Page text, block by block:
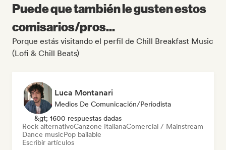
Puede que también le gusten estos
comisarios/pros...
Porque estás visitando el perfil de Chill Breakfast Music
(Lofi & Chill Beats)
Luca Montanari
Medios De Comunicación/Periodista
&gt; 1600 respuestas dadas
Rock alternativoCanzone ItalianaComercial / Mainstream
Dance musicPop bailable
Escribir artículos